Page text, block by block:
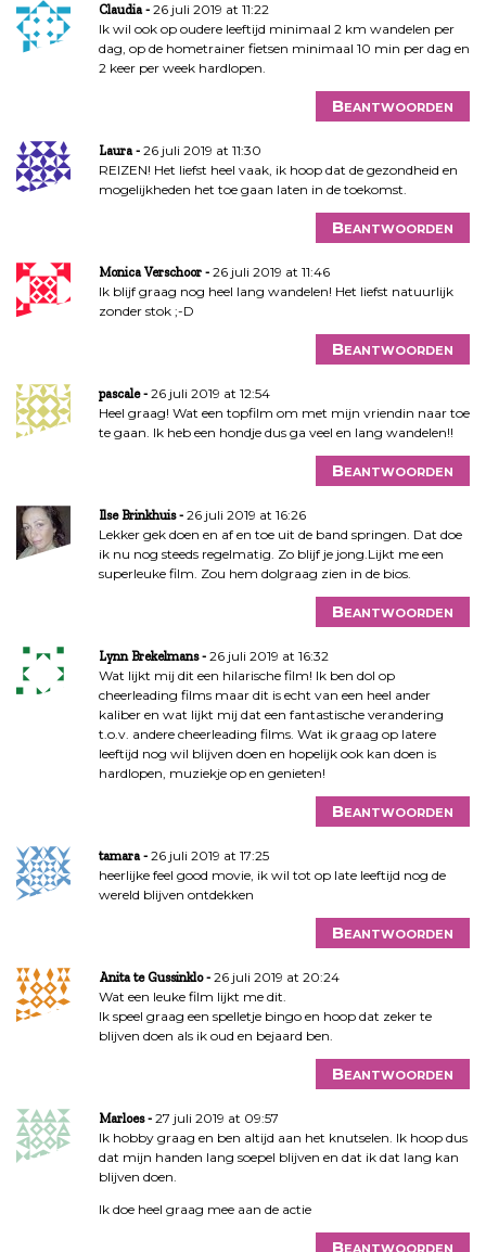
Claudia
26 juli 2019 at 11:22
Ik wil ook op oudere leeftijd minimaal 2 km wandelen per
dag, op de hometrainer fietsen minimaal 10 min per dag en
2 keer per week hardlopen.
Beantwoorden
Laura
26 juli 2019 at 11:30
REIZEN! Het liefst heel vaak, ik hoop dat de gezondheid en
mogelijkheden het toe gaan laten in de toekomst.
Beantwoorden
Monica Verschoor
26 juli 2019 at 11:46
Ik blijf graag nog heel lang wandelen! Het liefst natuurlijk
zonder stok ;-D
Beantwoorden
pascale
26 juli 2019 at 12:54
Heel graag! Wat een topfilm om met mijn vriendin naar toe
te gaan. Ik heb een hondje dus ga veel en lang wandelen!!
Beantwoorden
Ilse Brinkhuis
26 juli 2019 at 16:26
Lekker gek doen en af en toe uit de band springen. Dat doe
ik nu nog steeds regelmatig. Zo blijf je jong.Lijkt me een
superleuke film. Zou hem dolgraag zien in de bios.
Beantwoorden
Lynn Brekelmans
26 juli 2019 at 16:32
Wat lijkt mij dit een hilarische film! Ik ben dol op
cheerleading films maar dit is echt van een heel ander
kaliber en wat lijkt mij dat een fantastische verandering
t.o.v. andere cheerleading films. Wat ik graag op latere
leeftijd nog wil blijven doen en hopelijk ook kan doen is
hardlopen, muziekje op en genieten!
Beantwoorden
tamara
26 juli 2019 at 17:25
heerlijke feel good movie, ik wil tot op late leeftijd nog de
wereld blijven ontdekken
Beantwoorden
Anita te Gussinklo
26 juli 2019 at 20:24
Wat een leuke film lijkt me dit.
Ik speel graag een spelletje bingo en hoop dat zeker te
blijven doen als ik oud en bejaard ben.
Beantwoorden
Marloes
27 juli 2019 at 09:57
Ik hobby graag en ben altijd aan het knutselen. Ik hoop dus
dat mijn handen lang soepel blijven en dat ik dat lang kan
blijven doen.
Ik doe heel graag mee aan de actie
Beantwoorden